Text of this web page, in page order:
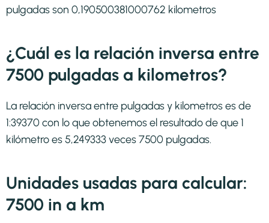
pulgadas son 0,190500381000762 kilometros
¿Cuál es la relación inversa entre
7500 pulgadas a kilometros?
La relación inversa entre pulgadas y kilometros es de
1:39370 con lo que obtenemos el resultado de que 1
kilómetro es 5,249333 veces 7500 pulgadas.
Unidades usadas para calcular:
7500 in a km